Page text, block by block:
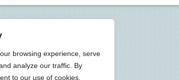
browsing experience, serve
analyze our traffic. By
to our use of cookies.